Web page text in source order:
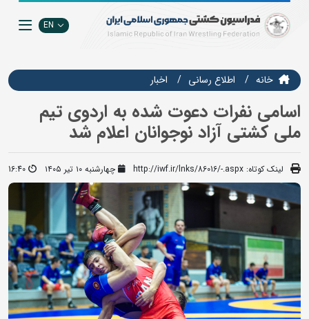
EN
خانه اطلاع رسانی اخبار
اسامی نفرات دعوت شده به اردوی تیم
ملی کشتی آزاد نوجوانان اعلام شد
لینک کوتاه: http://iwf.ir/lnks/86016/-.aspx چهارشنبه ۱۰ تیر ۱۴۰۵ 16:40